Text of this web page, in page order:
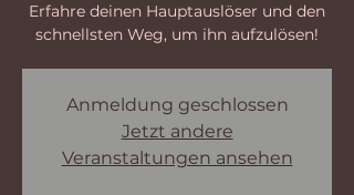
Erfahre deinen Hauptauslöser und den
schnellsten Weg, um ihn aufzulösen!
Anmeldung geschlossen
Jetzt andere
Veranstaltungen ansehen